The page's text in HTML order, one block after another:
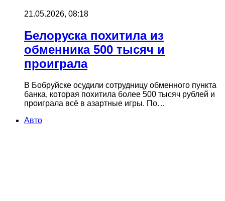
21.05.2026, 08:18
Белоруска похитила из
обменника 500 тысяч и
проиграла
В Бобруйске осудили сотрудницу обменного пункта
банка, которая похитила более 500 тысяч рублей и
проиграла всё в азартные игры. По…
Авто